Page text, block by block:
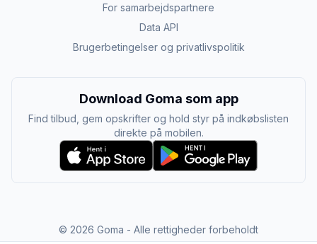
For samarbejdspartnere
Data API
Brugerbetingelser og privatlivspolitik
Download Goma som app
Find tilbud, gem opskrifter og hold styr på indkøbslisten
direkte på mobilen.
© 2026 Goma - Alle rettigheder forbeholdt